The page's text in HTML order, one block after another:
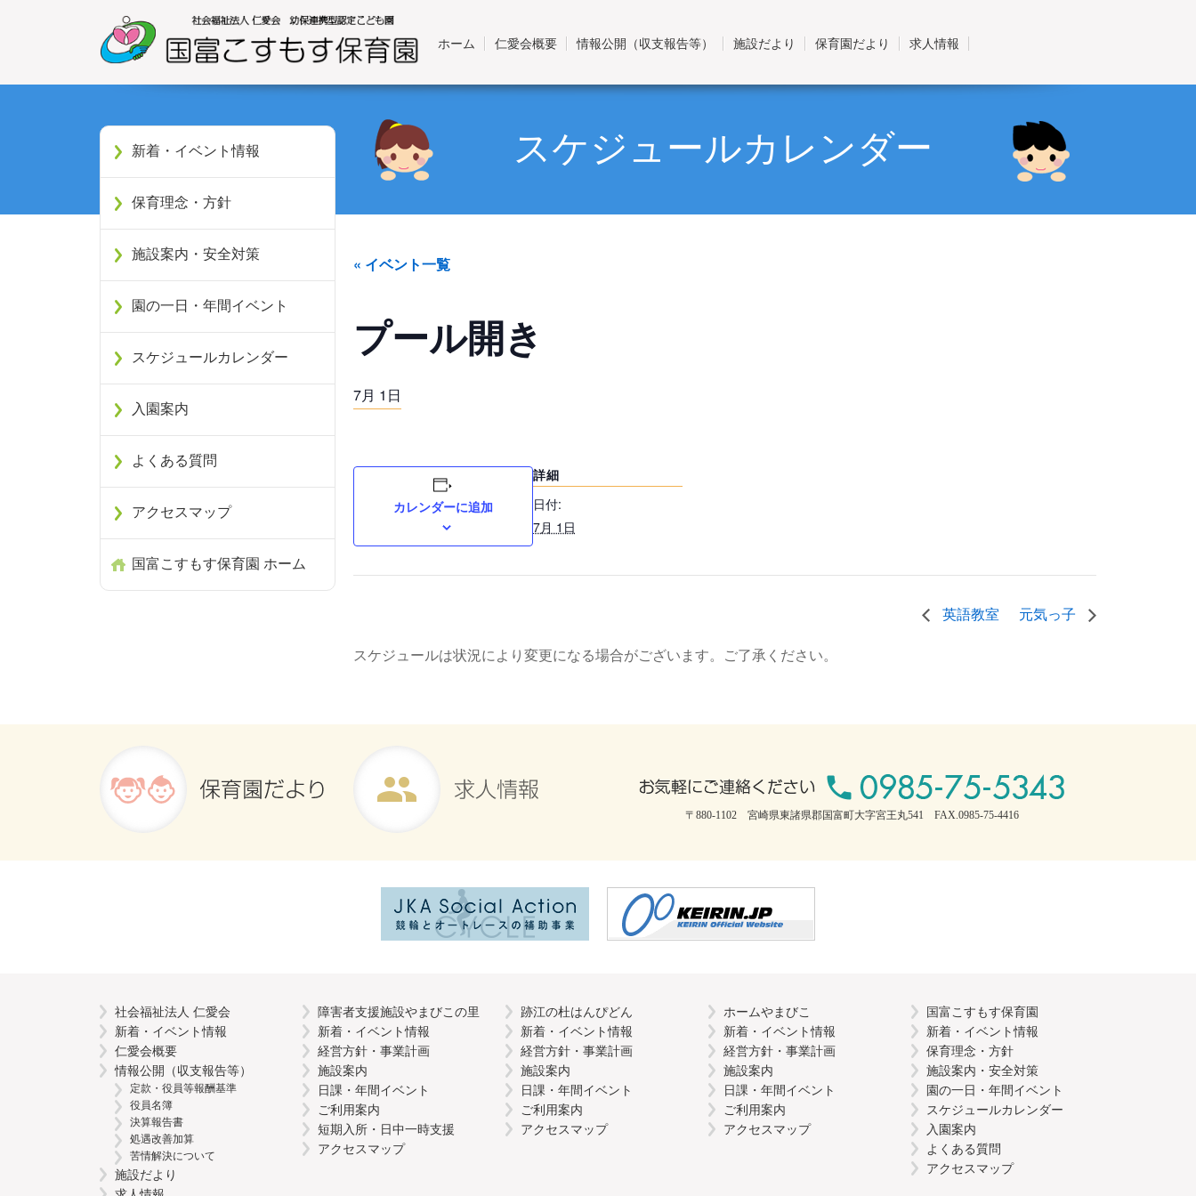
ホーム 仁愛会概要 情報公開（収支報告等） 施設だより 保育園だより 求人情報
スケジュールカレンダー
« イベント一覧
プール開き
7月 1日
カレンダーに追加
詳細
日付:
7月 1日
英語教室 元気っ子
スケジュールは状況により変更になる場合がございます。ご了承ください。
新着・イベント情報
保育理念・方針
施設案内・安全対策
園の一日・年間イベント
スケジュールカレンダー
入園案内
よくある質問
アクセスマップ
国富こすもす保育園 ホーム
〒880-1102 宮崎県東諸県郡国富町大字宮王丸541 FAX.0985-75-4416
社会福祉法人 仁愛会
新着・イベント情報
仁愛会概要
情報公開（収支報告等）
定款・役員等報酬基準
役員名簿
決算報告書
処遇改善加算
苦情解決について
施設だより
障害者支援施設やまびこの里
新着・イベント情報
経営方針・事業計画
施設案内
日課・年間イベント
ご利用案内
短期入所・日中一時支援
アクセスマップ
跡江の杜はんぴどん
新着・イベント情報
経営方針・事業計画
施設案内
日課・年間イベント
ご利用案内
アクセスマップ
ホームやまびこ
新着・イベント情報
経営方針・事業計画
施設案内
日課・年間イベント
ご利用案内
アクセスマップ
国富こすもす保育園
新着・イベント情報
保育理念・方針
施設案内・安全対策
園の一日・年間イベント
スケジュールカレンダー
入園案内
よくある質問
アクセスマップ